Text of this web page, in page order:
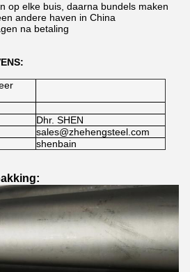
op elke buis, daarna bundels maken
andere haven in China
na betaling
Dhr. SHEN
sales@zhehengsteel.com
shenbain